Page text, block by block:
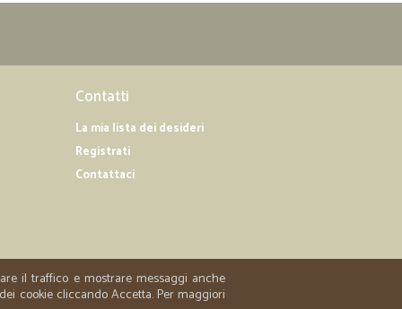
Contatti
La mia lista dei desideri
Registrati
Contattaci
il traffico e mostrare messaggi anche
cookie cliccando Accetta. Per maggiori